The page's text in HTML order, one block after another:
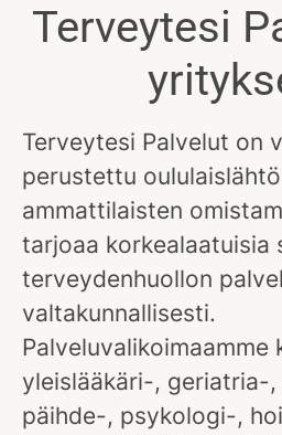
Terveytesi
Terveytesi Palvelut on
perustettu
ammattilaisten
tarjoaa korkealaatuisia
terveydenhuollon
valtakunnallisesti.
Palveluvalikoimaamme
yleislääkäri-, geriatria-
päihde-, psykologi-,